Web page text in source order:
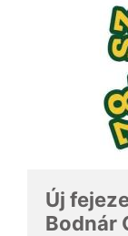
Új
Bodnár